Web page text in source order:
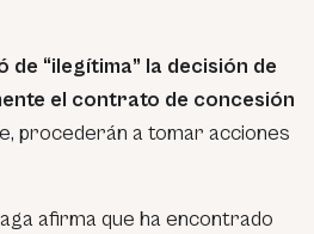
de “ilegítima” la decisión de
el contrato de concesión
procederán a tomar acciones
afirma que ha encontrado